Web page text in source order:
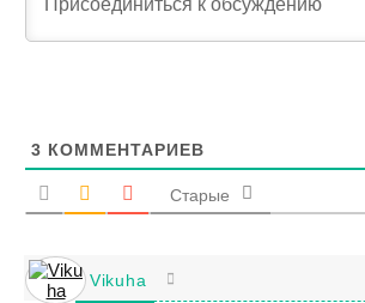
3 КОММЕНТАРИЕВ
Старые
Vikuha